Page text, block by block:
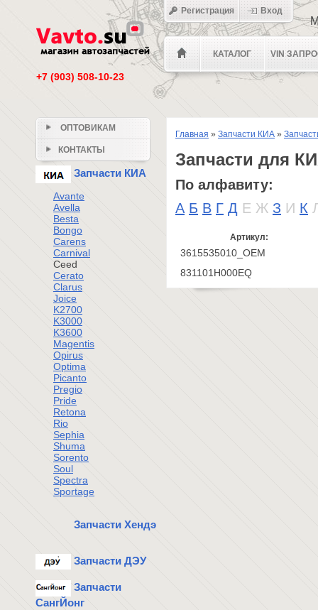
+7 (903) 508-10-23
КАТАЛОГ VIN
Регистрация Вход
Главная » Запчасти КИА »
Запчасти для
По алфавиту:
А Б В Г Д Е Ж З И К
Артикул:
3615535010_OEM
831101H000EQ
ОПТОВИКАМ
КОНТАКТЫ
Запчасти КИА
Avante
Avella
Besta
Bongo
Carens
Carnival
Ceed
Cerato
Clarus
Joice
K2700
K3000
K3600
Magentis
Opirus
Optima
Picanto
Pregio
Pride
Retona
Rio
Sephia
Shuma
Sorento
Soul
Spectra
Sportage
Запчасти Хендэ
Запчасти ДЭУ
Запчасти
СангЙонг